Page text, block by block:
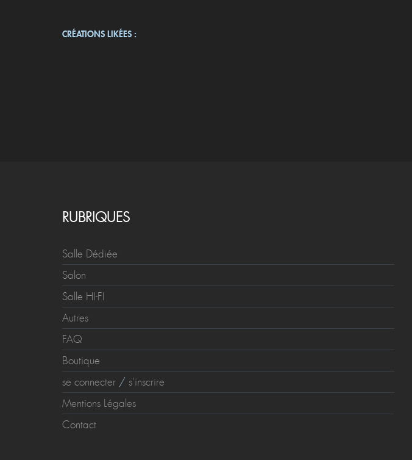
CRÉATIONS LIKÉES :
RUBRIQUES
Salle Dédiée
Salon
Salle HI-FI
Autres
FAQ
Boutique
se connecter / s'inscrire
Mentions Légales
Contact